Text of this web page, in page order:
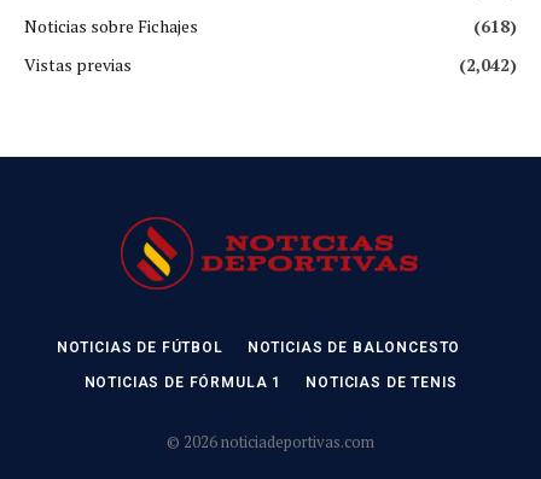
Noticias sobre Fichajes
(618)
Vistas previas
(2,042)
NOTICIAS DE FÚTBOL NOTICIAS DE BALONCESTO
NOTICIAS DE FÓRMULA 1 NOTICIAS DE TENIS
© 2026 noticiadeportivas.com